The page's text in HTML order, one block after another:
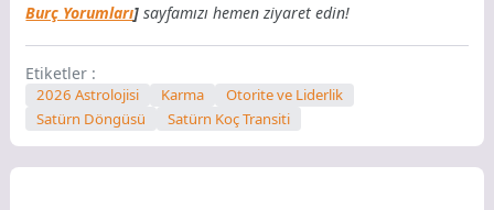
Burç Yorumları] sayfamızı hemen ziyaret edin!
Etiketler :
2026 Astrolojisi Karma
Otorite ve Liderlik
Satürn Döngüsü
Satürn Koç Transiti